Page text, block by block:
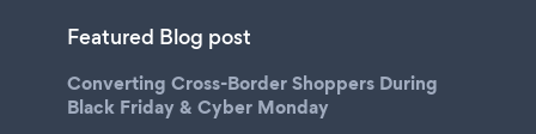
Featured Blog post
Converting Cross-Border Shoppers During
Black Friday & Cyber Monday